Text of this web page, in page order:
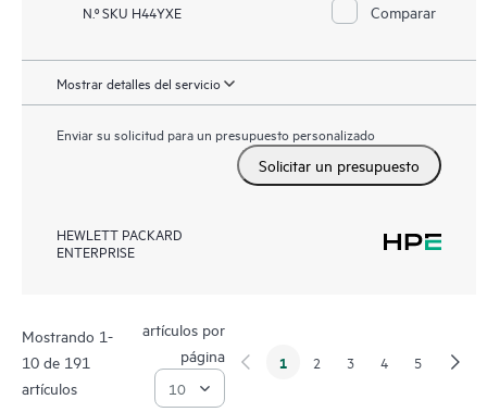
N.º SKU H44YXE Comparar
Mostrar detalles del servicio
Enviar su solicitud para un presupuesto personalizado
Solicitar un presupuesto
HEWLETT PACKARD
ENTERPRISE
Mostrando 1-
10 de 191
artículos
artículos por
página
1 2 3 4 5